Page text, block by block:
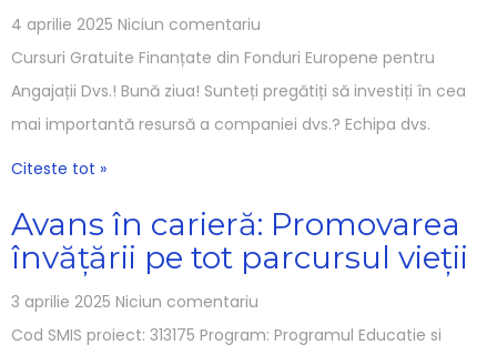
4 aprilie 2025 Niciun comentariu
Cursuri Gratuite Finanțate din Fonduri Europene pentru
Angajații Dvs.! Bună ziua! Sunteți pregătiți să investiți în cea
mai importantă resursă a companiei dvs.? Echipa dvs.
Citeste tot »
Avans în carieră: Promovarea
învățării pe tot parcursul vieții
3 aprilie 2025 Niciun comentariu
Cod SMIS proiect: 313175 Program: Programul Educatie si